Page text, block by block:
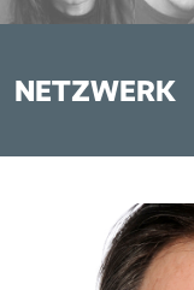
NETZWERK